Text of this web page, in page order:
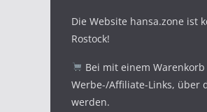
Die Website hansa.zone ist
Rostock!
Bei mit einem
Werbe-/Affiliate-Links, über
werden.